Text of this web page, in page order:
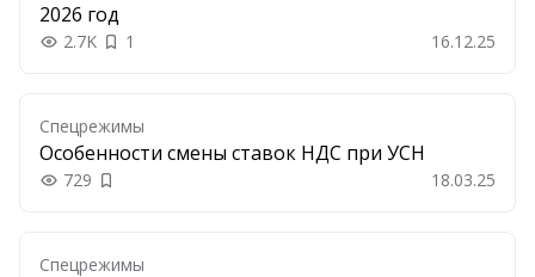
2026 год
2.7K 1 16.12.25
Спецрежимы
Особенности смены ставок НДС при УСН
729 Добавить в закладки 18.03.25
Спецрежимы